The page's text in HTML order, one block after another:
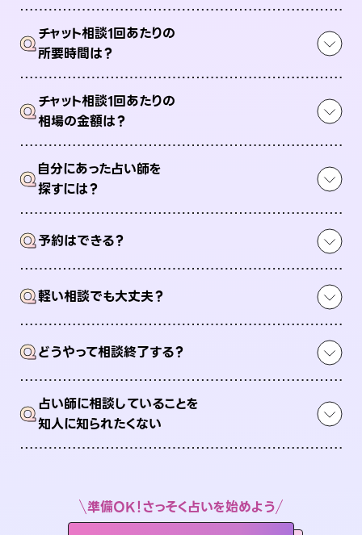
Qチャット相談1回あたりの
所要時間は？
Qチャット相談1回あたりの
相場の金額は？
Q自分にあった占い師を
探すには？
Q予約はできる？
Q軽い相談でも大丈夫？
Qどうやって相談終了する？
Q占い師に相談していることを
知人に知られたくない
準備OK！さっそく占いを始めよう